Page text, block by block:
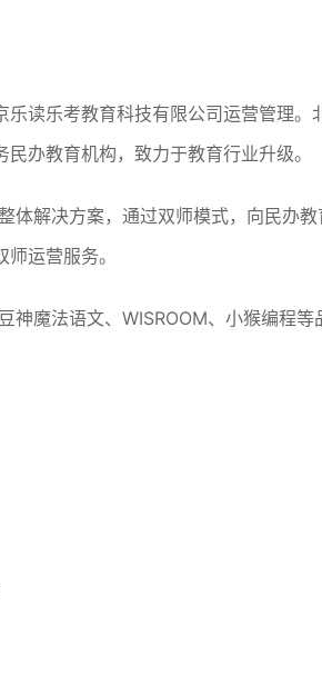
读乐考教育科技有限公司运营管理。
办教育机构，致力于教育行业升级。
解决方案，通过双师模式，向民办教
运营服务。
神魔法语文、WISROOM、小猴编程等